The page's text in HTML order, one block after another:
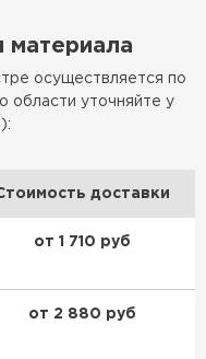
материала
осуществляется по
области уточняйте у
доставки
от 1 710 руб
от 2 880 руб